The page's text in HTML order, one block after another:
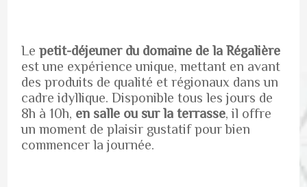
Lepetit-déjeuner du domaine de la Régalière
est une expérience unique, mettant en avant
des produits de qualité et régionaux dans un
cadre idyllique. Disponible tous les jours de
8h à 10h, en salle ou sur la terrasse, il offre
un moment de plaisir gustatif pour bien
commencer la journée.